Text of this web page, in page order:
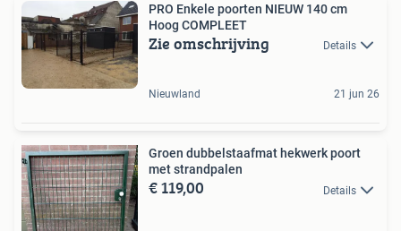
PRO Enkele poorten NIEUW 140 cm
Hoog COMPLEET
Zie omschrijving Details
Nieuwland 21 jun 26
Groen dubbelstaafmat hekwerk poort
met strandpalen
€ 119,00 Details